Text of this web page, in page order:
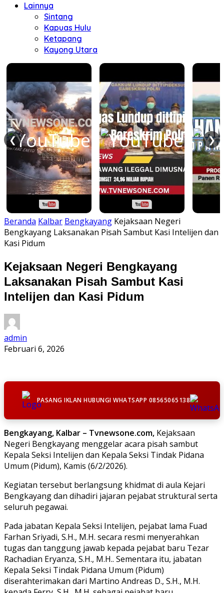
Lainnya
Sintang
Kapuas Hulu
Ketapang
Kayong Utara
❮ ❯
Beranda Kalbar Bengkayang Kejaksaan Negeri
Bengkayang Laksanakan Pisah Sambut Kasi Intelijen dan
Kasi Pidum
Kejaksaan Negeri Bengkayang
Laksanakan Pisah Sambut Kasi
Intelijen dan Kasi Pidum
admin
Februari 6, 2026
PASANG IKLAN HUBUNGI WHATSAPP 08565065138
Bengkayang, Kalbar – Tvnewsone.com, Kejaksaan
Negeri Bengkayang menggelar acara pisah sambut
Kepala Seksi Intelijen dan Kepala Seksi Tindak Pidana
Umum (Pidum), Kamis (6/2/2026).
Kegiatan tersebut berlangsung khidmat di aula Kejari
Bengkayang dan dihadiri jajaran pejabat struktural serta
seluruh pegawai.
Pada jabatan Kepala Seksi Intelijen, pejabat lama Fuad
Farhan Sriyadi, S.H., M.H. secara resmi menyerahkan
tugas dan tanggung jawab kepada pejabat baru Tezar
Rachadian Eryanza, S.H., M.H.. Sementara itu, jabatan
Kepala Seksi Tindak Pidana Umum (Pidum)
diserahterimakan dari Martino Andreas D., S.H., M.H.